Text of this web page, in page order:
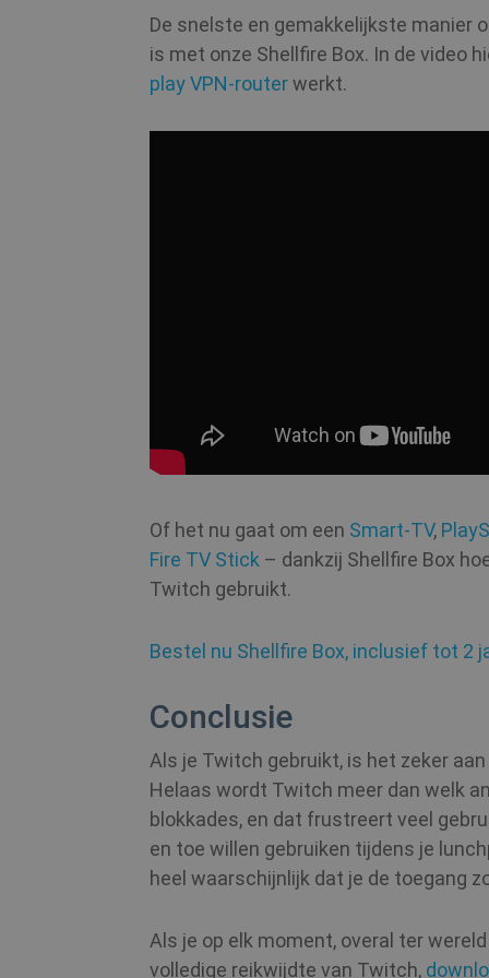
De snelste en gemakkelijkste manier
is met onze Shellfire Box. In de video
play VPN-routerwerkt.
Of het nu gaat om een Smart-TV,
Fire TV Stick – dankzij Shellfire Box
Twitch gebruikt.
Bestel nu Shellfire Box, inclusief tot 2
Conclusie
Als je Twitch gebruikt, is het zeker
Helaas wordt Twitch meer dan welk
blokkades, en dat frustreert veel
en toe willen gebruiken tijdens je
heel waarschijnlijk dat je de toegang
Als je op elk moment, overal ter
volledige reikwijdte van Twitch,
_clsk
Naam
bioep_shown_session
_ga_WS0FD1JYQ7
_gid
_gat_UA-578431-1
Naam
_fbp
YSC
Naam
bioep_shown
show_sfbox_info_text4
SessionId